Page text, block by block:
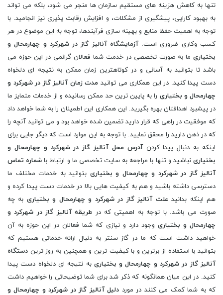
تنها به کاهش هزینه های مستقیم سازمان ها منجر می شود، بلکه می تواند
به بهبود کارایی، پیشگیری از مشکلات، و افزایش رقابت پذیری نیز انجامید. با
توجه به اهمیت حفظ منابع و بهینه سازی فرآیندها، توجه به این موضوع در هر
کسب وکاری ضروری است.آزمایشگاه آنالیز گاز در شهرکرد و چهارمحال و
بختیاری ما به صورت تخصصی در خدمت شما فعالان گرانمی در این حوزه می
باشد تا بتوانید به آسانی و در کوتاهترین زمان ممکن به نتیجه ای دلخواه
دست پیدا کنید. در این همکاری می توانید مدت زمان آنالیز گاز در شهرکرد و
چهارمحال و بختیاری را به پایین ترین حد ممکن رسانیده و از خدمات متمایز ما
در پیشبرد اهدافتان بهره بگیرید. این همکاری این اطمینان را به شما خواهد داد
که موفقیت در راهی که قرار دارید تضمین شده خواهد بود و می توانید آنچه را
که در ذهن دارید را محقق نمایید. با توجه به این موارد است که دیگر جایی برای
اینکه به دنبال پیدا کردن آدرس محل آنالیز گاز در شهرکرد و چهارمحال و
بختیارینباشید و تنها با مراجعه به سایت تخصصی ما و ارتباط با شماره تماس
آنالیز گاز در شهرکرد و چهارمحال و بختیاری بتوانید به خدمات مختلف ما
دسترسی داشته باشید و هم به کیفیت هایی بالا در خدمات دست پیدا کرده و
هم اینکه بدانید علت آنالیز گاز در شهرکرد و چهارمحال و بختیاری به چه
صورت می باشد. با توجه به اهمیتی که در طریقه آنالیز گاز در شهرکرد و
چهارمحال و بختیاری وجود دارد و نیازی که شما فعالان در این حوزه به آن
خواهید داشت است که ما در گاز سنتر به دنبال ارائه خدماتی هستیم که
بتوانید با استفاده از برترین و با کیفیت ترین و همچنین به روز ترین دستگاه
آنالیز گاز در شهرکرد و چهارمحال و بختیاری به نتیجه ای دلخواه دست پیدا
کنید. در این میان همانگونه که ذکر شد برای شما توضیحاتی را خواهیم داشت
که به شما کمک می کنند در مورد دلیل آنالیز گاز در شهرکرد و چهارمحال و